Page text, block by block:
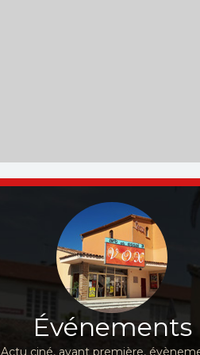
Événements
Actu ciné, avant première,